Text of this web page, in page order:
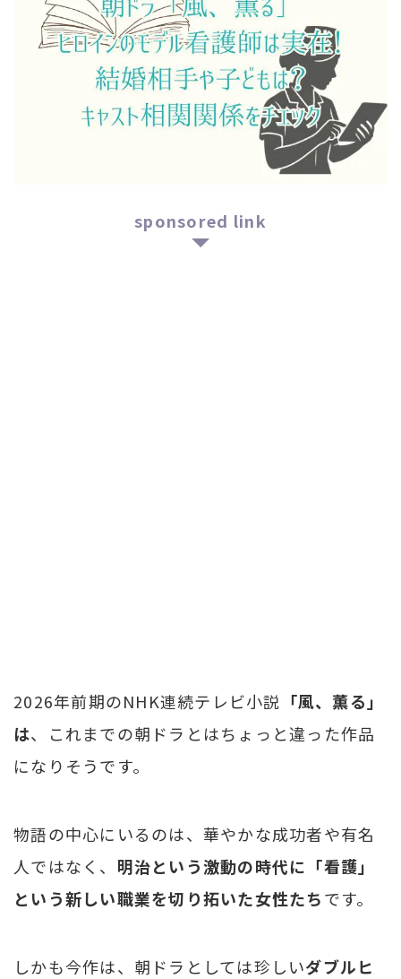
sponsored link
2026年前期のNHK連続テレビ小説 「風、薫る」
は、これまでの朝ドラとはちょっと違った作品
になりそうです。
物語の中心にいるのは、華やかな成功者や有名
人ではなく、 明治という激動の時代に「看護」
という新しい職業を切り拓いた女性たちです。
しかも今作は、朝ドラとしては珍しいダブルヒ